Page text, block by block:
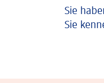
Sie
Sie